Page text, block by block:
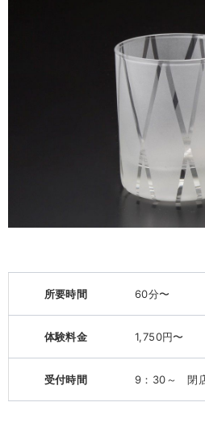
所要時間 60分〜
体験料金 1,750円〜
受付時間 9：30～ 閉